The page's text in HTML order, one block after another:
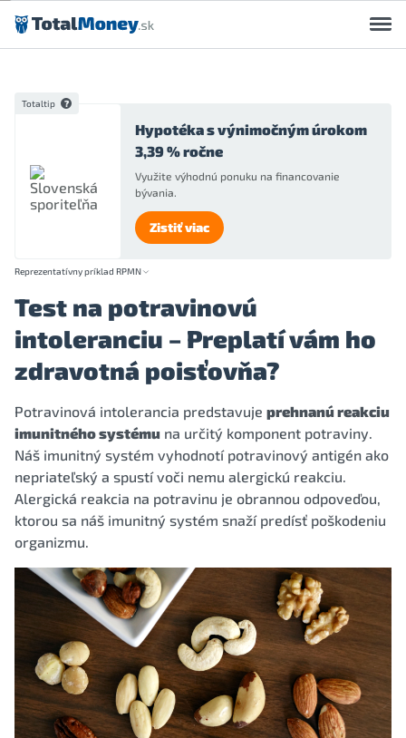
Preskočiť na obsah
Totaltip
Hypotéka s výnimočným úrokom
3,39 % ročne
Využite výhodnú ponuku na financovanie
bývania.
Zistiť viac
Reprezentatívny príklad RPMN
Test na potravinovú
intoleranciu – Preplatí vám ho
zdravotná poisťovňa?
Potravinová intolerancia predstavuje prehnanú reakciu
imunitného systému na určitý komponent potraviny.
Náš imunitný systém vyhodnotí potravinový antigén ako
nepriateľský a spustí voči nemu alergickú reakciu.
Alergická reakcia na potravinu je obrannou odpoveďou,
ktorou sa náš imunitný systém snaží predísť poškodeniu
organizmu.